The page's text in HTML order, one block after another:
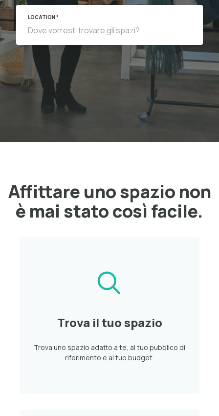
LOCATION *
Affittare uno spazio non
è mai stato così facile.
Trova il tuo spazio
Trova uno spazio adatto a te, al tuo pubblico di
riferimento e al tuo budget.